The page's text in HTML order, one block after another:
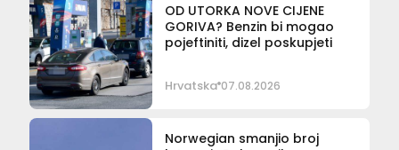
OD UTORKA NOVE CIJENE
GORIVA? Benzin bi mogao
pojeftiniti, dizel poskupjeti
Hrvatska 07.08.2026
Norwegian smanjio broj